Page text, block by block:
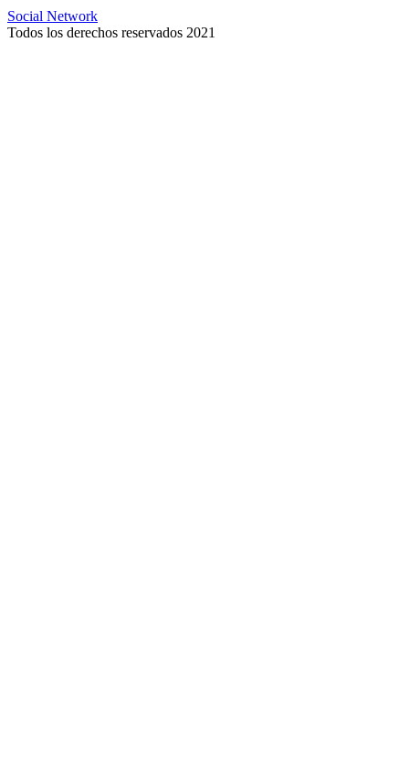
Social Network
Todos los derechos reservados 2021